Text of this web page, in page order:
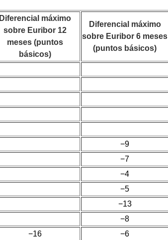
Diferencial máximo
sobre Euribor 12
meses (puntos
básicos)
Diferencial máximo
sobre Euribor 6 meses
(puntos básicos)
−9
−7
−4
−5
−13
−8
−16 −6